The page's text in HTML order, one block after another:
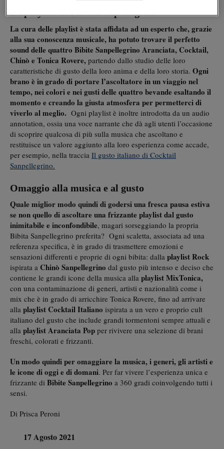
La playlist di Bibite Sanpellegrino
La cura delle playlist è stata affidata ad un esperto che, grazie
alla sua conoscenza musicale, ha potuto trovare il perfetto
sound delle quattro Bibite Sanpellegrino Aranciata, Cocktail,
Chinò e Tonica Rovere, partendo dallo studio delle loro
caratteristiche di gusto della loro anima e della loro storia. Ogni
brano è in grado di portare l’ascoltatore in un viaggio nel
tempo, nei colori e nei gusti delle quattro bevande esaltando il
momento e creando la giusta atmosfera per permetterci di
viverlo al meglio. Ogni playlist è inoltre introdotta da un audio
annotation, ossia una voce narrante che dà agli utenti l’occasione
di scoprire qualcosa di più sulla musica che ascoltano e
restituisce un valore aggiunto alla loro esperienza come accade,
per esempio, nella traccia Il gusto italiano di Cocktail
Sanpellegrino.
Omaggio alla musica e al gusto
Quale miglior modo quindi di godersi una fresca pausa estiva
se non quello di ascoltare una frizzante playlist dal gusto
inimitabile e inconfondibile, magari sorseggiando la propria
Bibita Sanpellegrino preferita? Ogni scaletta, associata ad una
referenza specifica, è in grado di trasmettere emozioni e
sensazioni differenti e proprie di ogni bibita: dalla playlist Rock
ispirata a Chinò Sanpellegrino dal gusto più intenso e deciso che
contiene le grandi icone della musica alla playlistMixTonica,
con una contaminazione di generi, artisti e nazionalità come i
mix che è in grado di arricchire Tonica Rovere, fino ad arrivare
alla playlist Cocktail Italiano ispirata a un vero e proprio cult
italiano del gusto che include grandi tormentoni sempre attuali e
alla playlist Aranciata Pop per rivivere una selezione di brani
freschi, colorati e frizzanti.
Un modo quindi per omaggiare la musica, i generi, gli artisti e
le icone di oggi e di domani. Per far vivere l’esperienza unica e
frizzante di Bibite Sanpellegrino a 360 gradi coinvolgendo tutti i
sensi.
Di Prisca Peroni
17 Agosto 2021